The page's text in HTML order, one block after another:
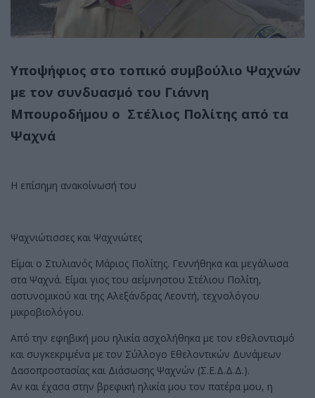
Υποψήφιος στο τοπικό συμβούλιο Ψαχνών
με τον συνδυασμό του Γιάννη
Μπουροδήμου ο Στέλιος Πολίτης από τα
Ψαχνά
Η επίσημη ανακοίνωσή του
Ψαχνιώτισσες και Ψαχνιώτες
Είμαι ο Στυλιανός Μάριος Πολίτης. Γεννήθηκα και μεγάλωσα
στα Ψαχνά. Είμαι γιος του αείμνηστου Στέλιου Πολίτη,
αστυνομικού και της Αλεξάνδρας Λεοντή, τεχνολόγου
μικροβιολόγου.
Από την εφηβική μου ηλικία ασχολήθηκα με τον εθελοντισμό
και συγκεκριμένα με τον Σύλλογο Εθελοντικών Δυνάμεων
Δασοπροστασίας και Διάσωσης Ψαχνών (Σ.Ε.Δ.Δ.Δ.).
Αν και έχασα στην βρεφική ηλικία μου τον πατέρα μου, η